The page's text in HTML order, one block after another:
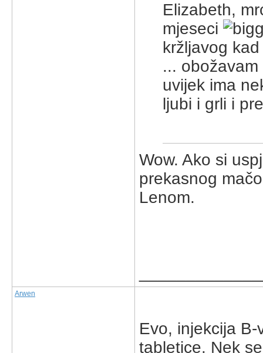
Elizabeth,
mjeseci
kržljavog
...
uvijek ima
ljubi i grli i
Wow. Ako si
prekasnog
Lenom.
Arwen
Evo, injekcija
tabletice. Nek